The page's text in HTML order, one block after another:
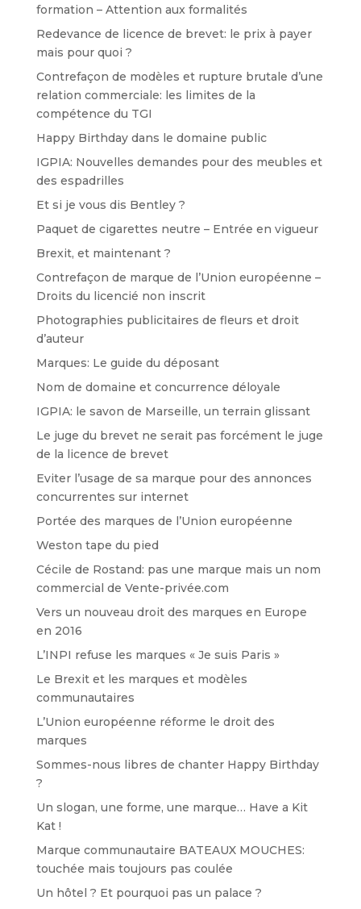
formation – Attention aux formalités
Redevance de licence de brevet: le prix à payer
mais pour quoi ?
Contrefaçon de modèles et rupture brutale d’une
relation commerciale: les limites de la
compétence du TGI
Happy Birthday dans le domaine public
IGPIA: Nouvelles demandes pour des meubles et
des espadrilles
Et si je vous dis Bentley ?
Paquet de cigarettes neutre – Entrée en vigueur
Brexit, et maintenant ?
Contrefaçon de marque de l’Union européenne –
Droits du licencié non inscrit
Photographies publicitaires de fleurs et droit
d’auteur
Marques: Le guide du déposant
Nom de domaine et concurrence déloyale
IGPIA: le savon de Marseille, un terrain glissant
Le juge du brevet ne serait pas forcément le juge
de la licence de brevet
Eviter l’usage de sa marque pour des annonces
concurrentes sur internet
Portée des marques de l’Union européenne
Weston tape du pied
Cécile de Rostand: pas une marque mais un nom
commercial de Vente-privée.com
Vers un nouveau droit des marques en Europe
en 2016
L’INPI refuse les marques « Je suis Paris »
Le Brexit et les marques et modèles
communautaires
L’Union européenne réforme le droit des
marques
Sommes-nous libres de chanter Happy Birthday
?
Un slogan, une forme, une marque… Have a Kit
Kat !
Marque communautaire BATEAUX MOUCHES:
touchée mais toujours pas coulée
Un hôtel ? Et pourquoi pas un palace ?